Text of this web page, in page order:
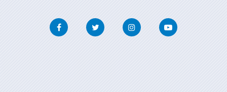
FacebookTwitter InstagramYoutube